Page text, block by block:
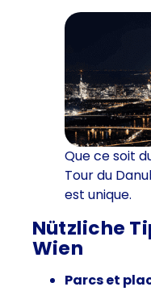
Que ce soit
Tour du
est unique.
Nützliche
Wien
Parcs et